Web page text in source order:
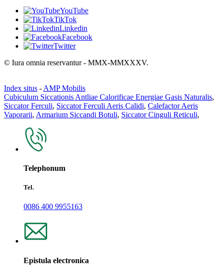
YouTube
TikTok
Linkedin
Facebook
Twitter
© Iura omnia reservantur - MMX-MMXXXV.
Index situs - AMP Mobilis
Cubiculum Siccationis Antliae Calorificae Energiae Gasis Naturalis,
Siccator Ferculi, Siccator Ferculi Aeris Calidi, Calefactor Aeris
Vaporarii, Armarium Siccandi Botuli, Siccator Cinguli Reticuli,
Telephonum
Tel.
0086 400 9955163
Epistula electronica